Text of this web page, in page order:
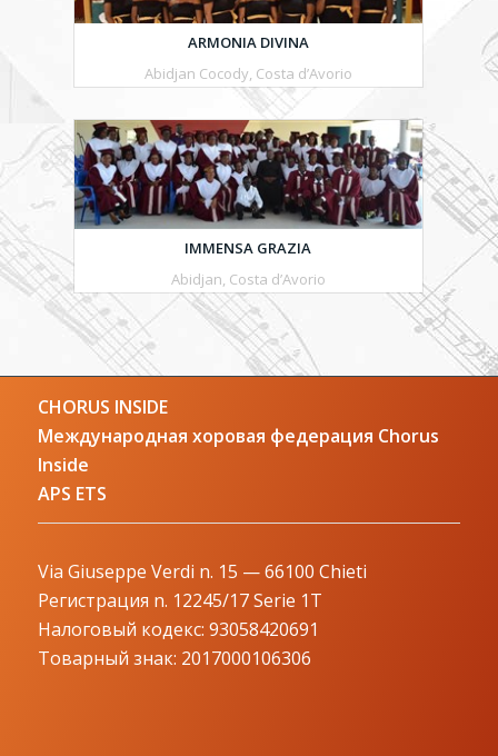
ARMONIA DIVINA
Abidjan Cocody, Costa d’Avorio
IMMENSA GRAZIA
Abidjan, Costa d’Avorio
CHORUS INSIDE
Международная хоровая федерация Chorus
Inside
APS ETS
Via Giuseppe Verdi n. 15 — 66100 Chieti
Регистрация n. 12245/17 Serie 1T
Налоговый кодекс: 93058420691
Товарный знак: 2017000106306